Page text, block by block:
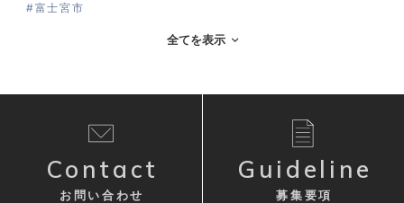
#富士宮市
全てを表示
Contact
お問い合わせ
Guideline
募集要項